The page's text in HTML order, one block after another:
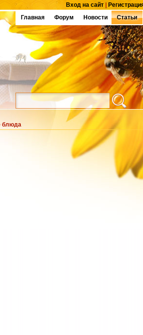
Вход на сайт
Главная
Форум Новости Статьи
блюда